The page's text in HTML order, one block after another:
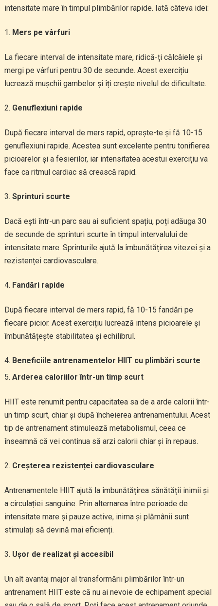
intensitate mare în timpul plimbărilor rapide. Iată câteva idei:
Mers pe vârfuri
La fiecare interval de intensitate mare, ridică-ți călcâiele și
mergi pe vârfuri pentru 30 de secunde. Acest exercițiu
lucrează mușchii gambelor și îți crește nivelul de dificultate.
Genuflexiuni rapide
După fiecare interval de mers rapid, oprește-te și fă 10-15
genuflexiuni rapide. Acestea sunt excelente pentru tonifierea
picioarelor și a fesierilor, iar intensitatea acestui exercițiu va
face ca ritmul cardiac să crească rapid.
Sprinturi scurte
Dacă ești într-un parc sau ai suficient spațiu, poți adăuga 30
de secunde de sprinturi scurte în timpul intervalului de
intensitate mare. Sprinturile ajută la îmbunătățirea vitezei și a
rezistenței cardiovasculare.
Fandări rapide
După fiecare interval de mers rapid, fă 10-15 fandări pe
fiecare picior. Acest exercițiu lucrează intens picioarele și
îmbunătățește stabilitatea și echilibrul.
Beneficiile antrenamentelor HIIT cu plimbări scurte
Arderea caloriilor într-un timp scurt
HIIT este renumit pentru capacitatea sa de a arde calorii într-
un timp scurt, chiar și după încheierea antrenamentului. Acest
tip de antrenament stimulează metabolismul, ceea ce
înseamnă că vei continua să arzi calorii chiar și în repaus.
Creșterea rezistenței cardiovasculare
Antrenamentele HIIT ajută la îmbunătățirea sănătății inimii și
a circulației sanguine. Prin alternarea între perioade de
intensitate mare și pauze active, inima și plămânii sunt
stimulați să devină mai eficienți.
Ușor de realizat și accesibil
Un alt avantaj major al transformării plimbărilor într-un
antrenament HIIT este că nu ai nevoie de echipament special